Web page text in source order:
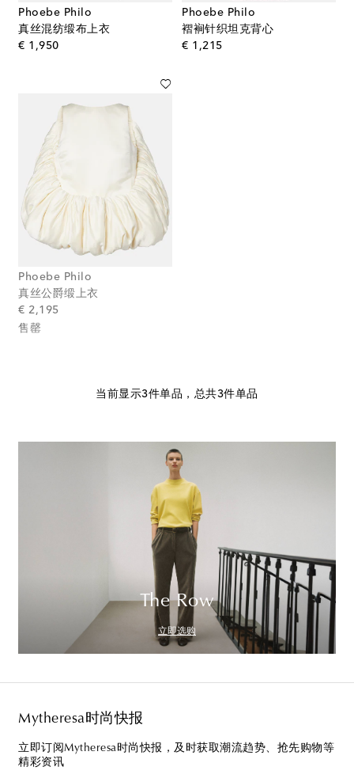
Phoebe Philo
真丝混纺缎布上衣
€ 1,950original price
Phoebe Philo
褶裥针织坦克背心
€ 1,215original price
Phoebe Philo
真丝公爵缎上衣
€ 2,195original price
售罄
当前显示3件单品，总共3件单品
The Row
立即选购
Mytheresa时尚快报
立即订阅Mytheresa时尚快报，及时获取潮流趋势、抢先购物等
精彩资讯